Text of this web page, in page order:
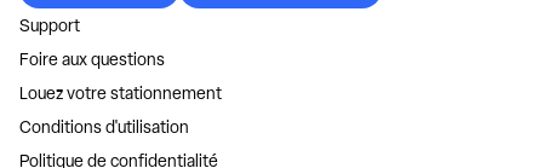
Support
Foire aux questions
Louez votre stationnement
Conditions d'utilisation
Politique de confidentialité